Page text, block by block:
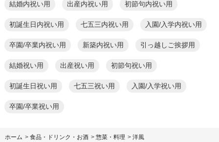
結婚内祝い用 出産内祝い用 初節句内祝い用
初誕生日内祝い用 七五三内祝い用 入園/入学内祝い用
卒園/卒業内祝い用 新築内祝い用 引っ越しご挨拶用
結婚祝い用 出産祝い用 初節句祝い用
初誕生日祝い用 七五三祝い用 入園/入学祝い用
卒園/卒業祝い用
ホーム > 食品・ドリンク・お酒 > 惣菜・料理 > 洋風